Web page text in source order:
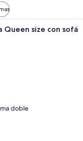
Un dormitorio con una cama
Queen size con sofá
doble